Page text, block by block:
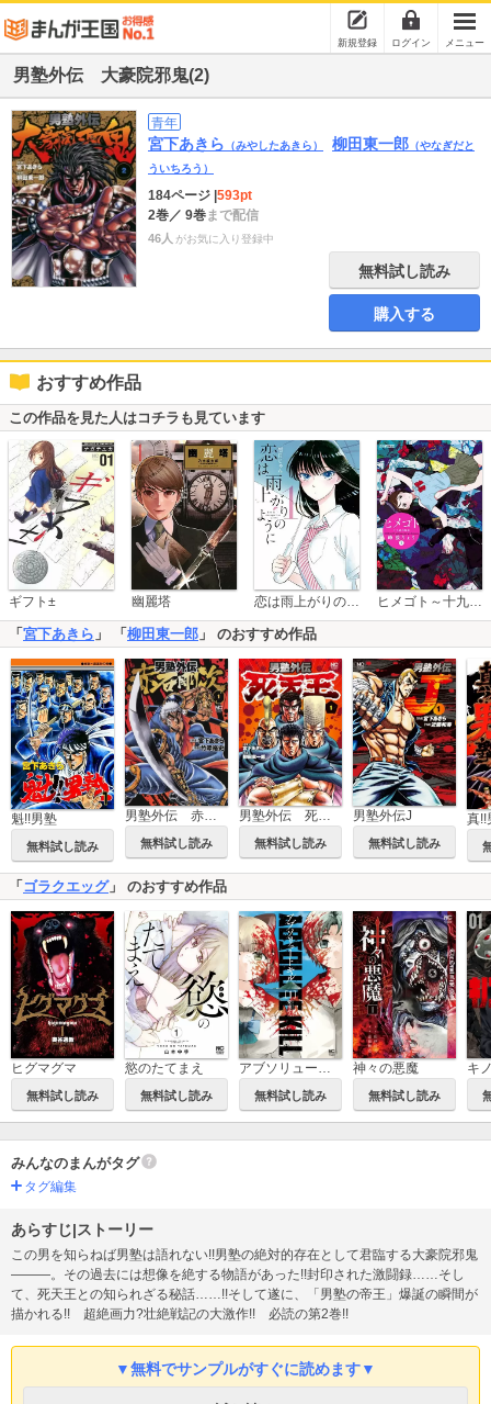
新規登録 ログイン メニュー
男塾外伝 大豪院邪鬼(2)
青年
宮下あきら （みやしたあきら） 柳田東一郎 （やなぎだと
ういちろう）
184ページ 593pt
2巻／ 9巻まで配信
46人 がお気に入り登録中
無料試し読み
購入する
おすすめ作品
この作品を見た人はコチラも見ています
ギフト± 幽麗塔 恋は雨上がりのように ヒメゴト～十九歳の制服～
「 宮下あきら 」 「 柳田東一郎 」 のおすすめ作品
魁!!男塾
無料試し読み 無料試し読み 無料試し読み
男塾外伝J
無料試し読み
真!!
「 ゴラクエッグ」 のおすすめ作品
ヒグマグマ
無料試し読み
慾のたてまえ
無料試し読み 無料試し読み
神々の悪魔
無料試し読み
みんなのまんがタグ
タグ編集
あらすじ|ストーリー
この男を知らねば男塾は語れない!!男塾の絶対的存在として君臨する大豪院邪鬼
―――。その過去には想像を絶する物語があった!!封印された激闘録……そし
て、死天王との知られざる秘話……!!そして遂に、「男塾の帝王」爆誕の瞬間が
描かれる!! 超絶画力?壮絶戦記の大激作!! 必読の第2巻!!
▼無料でサンプルがすぐに読めます▼